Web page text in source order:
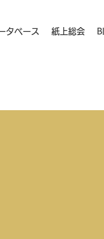
タベース 紙上総会